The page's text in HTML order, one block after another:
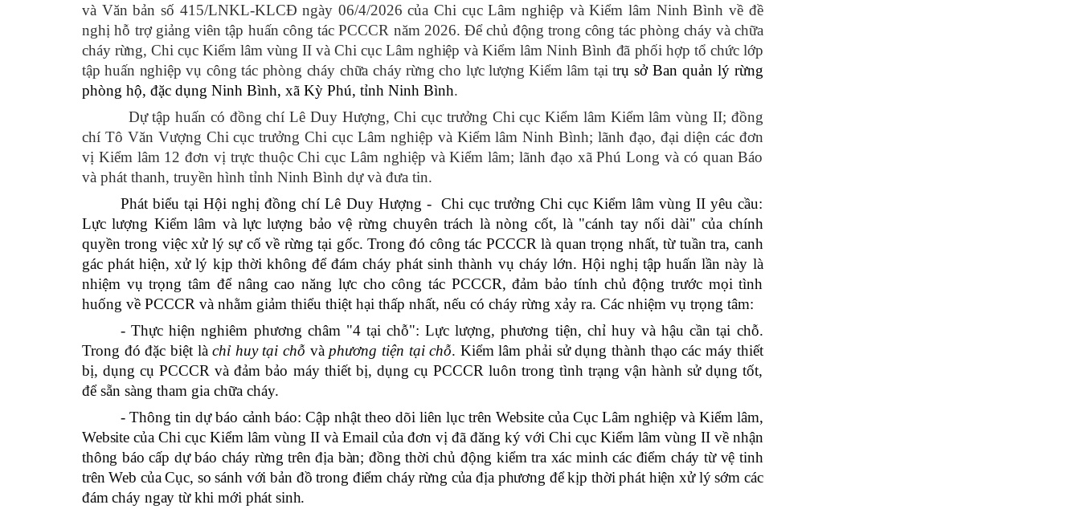
và Văn bản số 415/LNKL-KLCĐ ngày 06/4/2026 của Chi cục Lâm nghiệp và Kiểm lâm Ninh Bình về đề
nghị hỗ trợ giảng viên tập huấn công tác PCCCR năm 2026. Để chủ động trong công tác phòng cháy và chữa
cháy rừng, Chi cục Kiểm lâm vùng II và Chi cục Lâm nghiệp và Kiểm lâm Ninh Bình đã phối hợp tổ chức lớp
tập huấn nghiệp vụ công tác phòng cháy chữa cháy rừng cho lực lượng Kiểm lâm tại trụ sở Ban quản lý rừng
phòng hộ, đặc dụng Ninh Bình, xã Kỳ Phú, tỉnh Ninh Bình.
Dự tập huấn có đồng chí Lê Duy Hượng, Chi cục trưởng Chi cục Kiểm lâm Kiểm lâm vùng II; đồng
chí Tô Văn Vượng Chi cục trưởng Chi cục Lâm nghiệp và Kiểm lâm Ninh Bình; lãnh đạo, đại diện các đơn
vị Kiểm lâm 12 đơn vị trực thuộc Chi cục Lâm nghiệp và Kiểm lâm; lãnh đạo xã Phú Long và có quan Báo
và phát thanh, truyền hình tỉnh Ninh Bình dự và đưa tin.
Phát biểu tại Hội nghị đồng chí Lê Duy Hượng - Chi cục trưởng Chi cục Kiểm lâm vùng II yêu cầu:
Lực lượng Kiểm lâm và lực lượng bảo vệ rừng chuyên trách là nòng cốt, là "cánh tay nối dài" của chính
quyền trong việc xử lý sự cố về rừng tại gốc. Trong đó công tác PCCCR là quan trọng nhất, từ tuần tra, canh
gác phát hiện, xử lý kịp thời không để đám cháy phát sinh thành vụ cháy lớn. Hội nghị tập huấn lần này là
nhiệm vụ trọng tâm để nâng cao năng lực cho công tác PCCCR, đảm bảo tính chủ động trước mọi tình
huống về PCCCR và nhằm giảm thiểu thiệt hại thấp nhất, nếu có cháy rừng xảy ra. Các nhiệm vụ trọng tâm:
- Thực hiện nghiêm phương châm "4 tại chỗ": Lực lượng, phương tiện, chỉ huy và hậu cần tại chỗ.
Trong đó đặc biệt làchỉ huy tại chỗ và phương tiện tại chỗ. Kiểm lâm phải sử dụng thành thạo các máy thiết
bị, dụng cụ PCCCR và đảm bảo máy thiết bị, dụng cụ PCCCR luôn trong tình trạng vận hành sử dụng tốt,
để sẵn sàng tham gia chữa cháy.
- Thông tin dự báo cảnh báo: Cập nhật theo dõi liên lục trên Website của Cục Lâm nghiệp và Kiểm lâm,
Website của Chi cục Kiểm lâm vùng II và Email của đơn vị đã đăng ký với Chi cục Kiểm lâm vùng II về nhận
thông báo cấp dự báo cháy rừng trên địa bàn; đồng thời chủ động kiểm tra xác minh các điểm cháy từ vệ tinh
trên Web của Cục, so sánh với bản đồ trong điểm cháy rừng của địa phương để kịp thời phát hiện xử lý sớm các
đám cháy ngay từ khi mới phát sinh.